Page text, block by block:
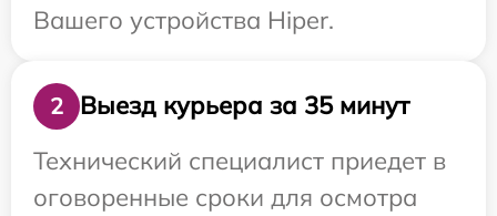
Вашего устройства Hiper.
2
Выезд курьера за 35 минут
Технический специалист приедет в
оговоренные сроки для осмотра